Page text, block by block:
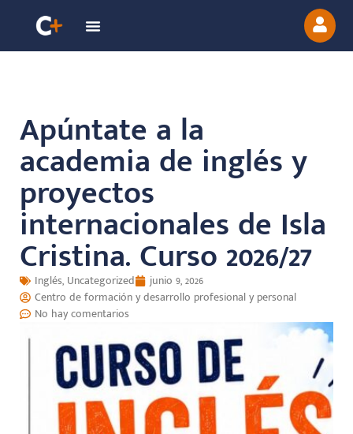
Apúntate a la
academia de inglés y
proyectos
internacionales de Isla
Cristina. Curso 2026/27
Inglés, Uncategorized
junio 9, 2026
Centro de formación y desarrollo profesional y personal
No hay comentarios